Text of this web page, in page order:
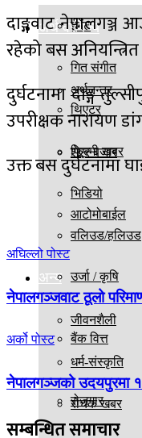
ईभेंट
गित संगीत
थिएटर
फिल्मी खबर
भिडियो
वलिउड/हलिउड
अन्य
जीवनशैली
धर्म-संस्कृति
रोचक खबर
अर्थ वाणिज्य
अर्थतन्त्र
शेएर बजार
आटोमोबाईल
उर्जा / कृषि
बैंक वित्त
रोजगार
दाङ्गवाट
रहेको बस
दुर्घटनामा दाङ्ग
उपरीक्षक नारायण
उक्त बस दुर्घटनामा
अघिल्लो पोस्ट
नेपालगञ्जवाट ठूलो
अर्को पोस्ट
नेपालगञ्जको उदयपुरमा
सम्बन्धितसमाचार